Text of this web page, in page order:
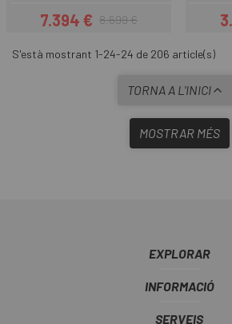
Preu
7.394 €Preu regular
8.699 €
S'està mostrant 1-24-24 de 206 article(s)
TORNA A L'INICI
MOSTRAR MÉS
EXPLORAR
INFORMACIÓ
SERVEIS